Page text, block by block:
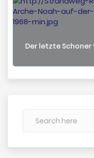
Der letzte Schoner